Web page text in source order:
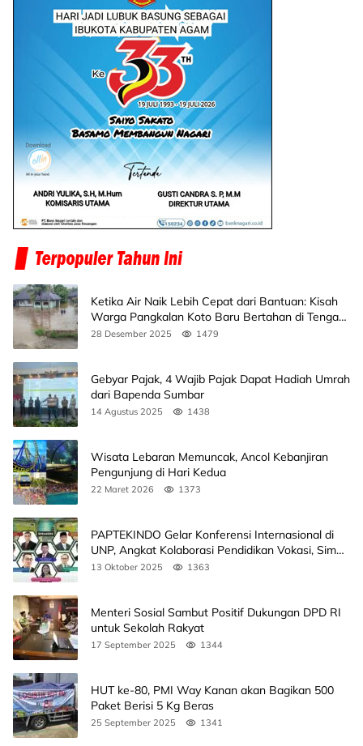
Ketika Air Naik Lebih Cepat dari Bantuan: Kisah
Warga Pangkalan Koto Baru Bertahan di Tengah
Banjir
28 Desember 2025 1479
Gebyar Pajak, 4 Wajib Pajak Dapat Hadiah Umrah
dari Bapenda Sumbar
14 Agustus 2025 1438
Wisata Lebaran Memuncak, Ancol Kebanjiran
Pengunjung di Hari Kedua
22 Maret 2026 1373
PAPTEKINDO Gelar Konferensi Internasional di
UNP, Angkat Kolaborasi Pendidikan Vokasi, Simak
Agendanya
13 Oktober 2025 1363
Menteri Sosial Sambut Positif Dukungan DPD RI
untuk Sekolah Rakyat
17 September 2025 1344
HUT ke-80, PMI Way Kanan akan Bagikan 500
Paket Berisi 5 Kg Beras
25 September 2025 1341